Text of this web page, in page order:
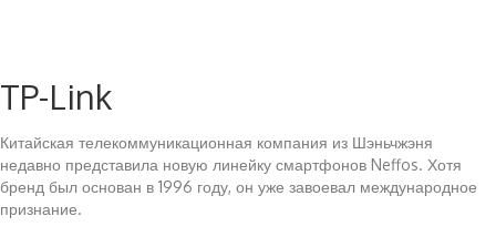
TP-Link
Китайская телекоммуникационная компания из Шэньчжэня
недавно представила новую линейку смартфонов Neffos. Хотя
бренд был основан в 1996 году, он уже завоевал международное
признание.